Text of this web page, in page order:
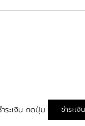
ระเงิน กดปุ่ม ชำระเงิน